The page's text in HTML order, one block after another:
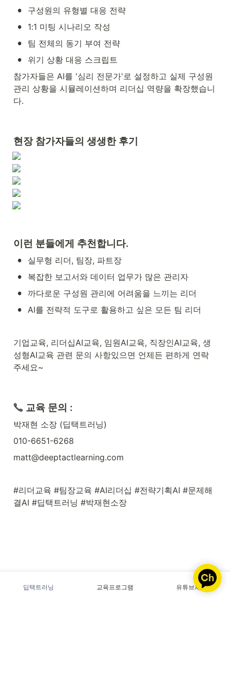
• 구성원의 유형별 대응 전략
• 1:1 미팅 시나리오 작성
• 팀 전체의 동기 부여 전략
•
위기 상황 대응 스크립트
참가자들은 AI를 '심리 전문가'로 설정하고 실제 구성원
관리 상황을 시뮬레이션하며 리더십 역량을 확장했습니
다.
현장 참가자들의 생생한 후기
이런 분들에게 추천합니다.
• 실무형 리더, 팀장, 파트장
• 복잡한 보고서와 데이터 업무가 많은 관리자
• 까다로운 구성원 관리에 어려움을 느끼는 리더
• AI를 전략적 도구로 활용하고 싶은 모든 팀 리더
기업교육, 리더십AI교육, 임원AI교육, 직장인AI교육, 생
성형AI교육 관련 문의 사항있으면 언제든 편하게 연락
주세요~
교육 문의 :
박재현 소장 (딥택트러닝)
010-6651-6268
matt@deeptactlearning.com
#리더교육 #팀장교육 #AI리더십 #전략기획AI #문제해
결AI #딥택트러닝 #박재현소장
딥택트러닝 교육프로그램 유튜브채널